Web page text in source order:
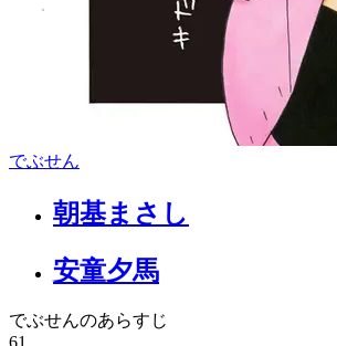
でぶせん
朝基まさし
安童夕馬
でぶせんのあらすじ